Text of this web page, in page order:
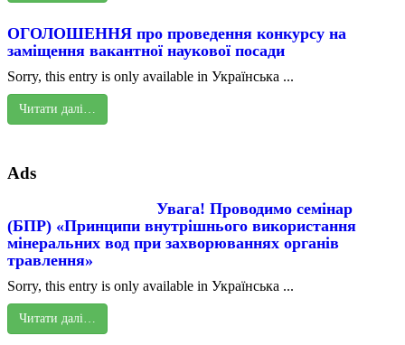
ОГОЛОШЕННЯ про проведення конкурсу на
заміщення вакантної наукової посади
Sorry, this entry is only available in Українська ...
Читати далі…
Ads
Увага! Проводимо семінар
(БПР) «Принципи внутрішнього використання
мінеральних вод при захворюваннях органів
травлення»
Sorry, this entry is only available in Українська ...
Читати далі…